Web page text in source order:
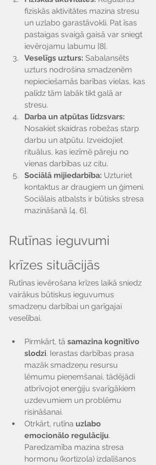
fiziskās aktivitātes mazina stresu
un uzlabo garastāvokli. Pat īsas
pastaigas svaigā gaisā var sniegt
ievērojamu labumu [8].
Veselīgs uzturs: Sabalansēts
uzturs nodrošina smadzenēm
nepieciešamās barības vielas, kas
palīdz tām labāk tikt galā ar
stresu.
Darba un atpūtas līdzsvars:
Nosakiet skaidras robežas starp
darbu un atpūtu. Izveidojiet
rituālus, kas iezīmē pāreju no
vienas darbības uz citu.
Sociālā mijiedarbība: Uzturiet
kontaktus ar draugiem un ģimeni.
Sociālais atbalsts ir būtisks stresa
mazināšanā [4, 6].
Rutīnas ieguvumi
krīzes situācijās
Rutīnas ievērošana krīzes laikā sniedz
vairākus būtiskus ieguvumus
smadzeņu darbībai un garīgajai
veselībai.
Pirmkārt, tā samazina kognitīvo
slodzi. Ierastas darbības prasa
mazāk smadzeņu resursu
lēmumu pieņemšanai, tādējādi
atbrīvojot enerģiju svarīgākiem
uzdevumiem un problēmu
risināšanai.
Otrkārt, rutīna uzlabo
emocionālo regulāciju.
Paredzamība mazina stresa
hormonu (kortizola) izdalīšanos